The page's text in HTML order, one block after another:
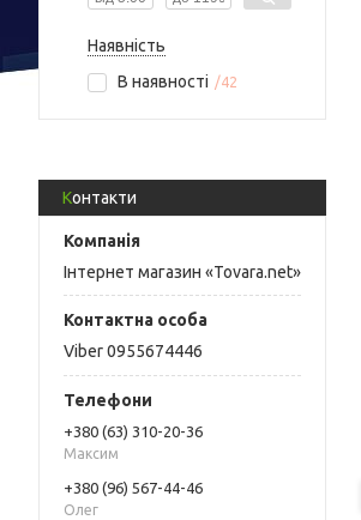
Наявність
В наявності
42
Контакти
Інтернет магазин «Tovara.net»
Viber 0955674446
+380 (63) 310-20-36
Максим
+380 (96) 567-44-46
Олег